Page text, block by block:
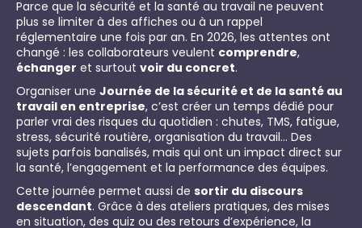
Parce que la sécurité et la santé au travail ne peuvent
plus se limiter à des affiches ou à un rappel
réglementaire une fois par an. En 2026, les attentes ont
changé : les collaborateurs veulent comprendre,
échanger et surtout voir du concret.
Organiser une Journée de la sécurité et de la santé au
travail en entreprise, c’est créer un temps dédié pour
parler vrai des risques du quotidien : chutes, TMS, fatigue,
stress, sécurité routière, organisation du travail… Des
sujets parfois banalisés, mais qui ont un impact direct sur
la santé, l’engagement et la performance des équipes.
Cette journée permet aussi de sortir du discours
descendant. Grâce à des ateliers pratiques, des mises
en situation, des quiz ou des retours d’expérience, la